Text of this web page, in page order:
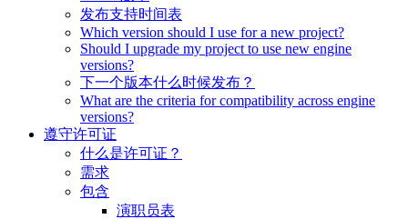
发布支持时间表
Which version should I use for a new project?
Should I upgrade my project to use new engine
versions?
下一个版本什么时候发布？
What are the criteria for compatibility across engine
versions?
遵守许可证
什么是许可证？
需求
包含
演职员表